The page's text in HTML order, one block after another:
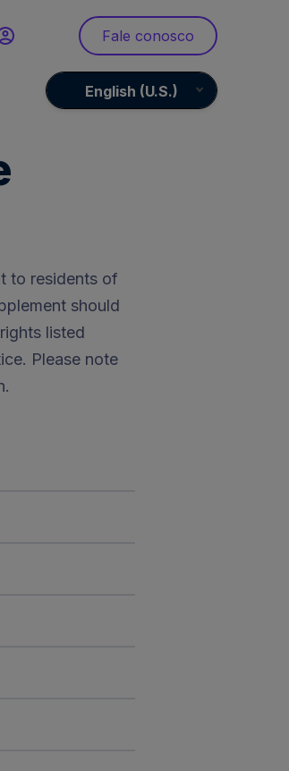
Fale conosco
English (U.S.)
to residents of
should
listed
Please note